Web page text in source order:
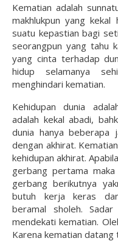
Kematian adalah
makhlukpun yang kekal
suatu kepastian bagi
seorangpun yang tahu
yang cinta terhadap
hidup selamanya
menghindari kematian.
Kehidupan dunia
adalah kekal abadi,
dunia hanya beberapa
dengan akhirat.
kehidupan akhirat.
gerbang pertama
gerbang berikutnya
butuh kerja keras
beramal sholeh.
mendekati kematian.
Karena kematian